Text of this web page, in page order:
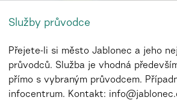
Služby průvodce
Přejete-li si město Jablonec a jeho
průvodců. Služba je vhodná
přímo s vybraným průvodcem.
infocentrum. Kontakt: